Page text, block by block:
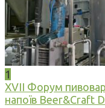
1
XVII Форум
напоїв Beer&Craft